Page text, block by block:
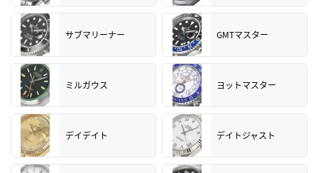
サブマリーナー GMTマスター
ミルガウス ヨットマスター
デイデイト デイトジャスト